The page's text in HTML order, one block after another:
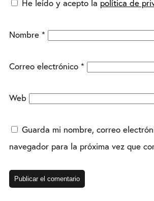
He leído y acepto la política de
Nombre *
Correo electrónico *
Web
Guarda mi nombre, correo
navegador para la próxima vez que